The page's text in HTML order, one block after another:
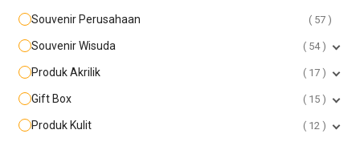
Souvenir Perusahaan 57
Souvenir Wisuda 54
Produk Akrilik 17
Gift Box 15
Produk Kulit 12